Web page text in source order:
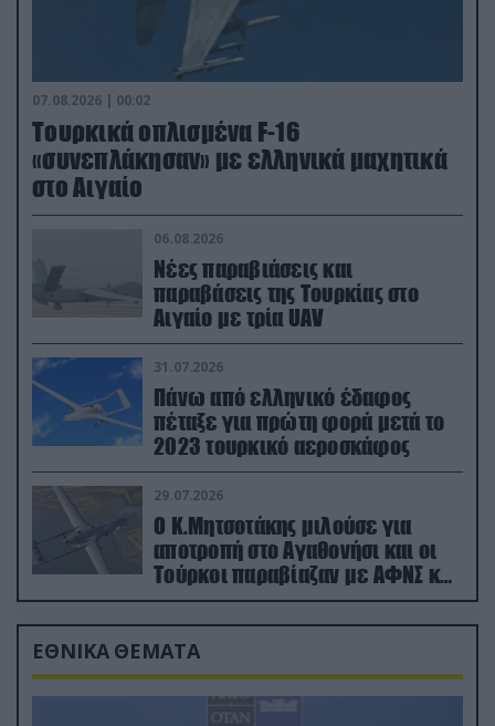
07.08.2026 | 00:02
Τουρκικά οπλισμένα F-16
«συνεπλάκησαν» με ελληνικά μαχητικά
στο Αιγαίο
06.08.2026
Νέες παραβιάσεις και
παραβάσεις της Τουρκίας στο
Αιγαίο με τρία UAV
31.07.2026
Πάνω από ελληνικό έδαφος
πέταξε για πρώτη φορά μετά το
2023 τουρκικό αεροσκάφος
29.07.2026
Ο Κ.Μητσοτάκης μιλούσε για
αποτροπή στο Αγαθονήσι και οι
Τούρκοι παραβίαζαν με ΑΦΝΣ και
drone
ΕΘΝΙΚΑ ΘΕΜΑΤΑ